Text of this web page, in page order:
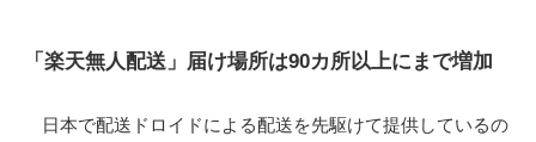
「楽天無人配送」届け場所は90カ所以上にまで増加
日本で配送ドロイドによる配送を先駆けて提供しているの